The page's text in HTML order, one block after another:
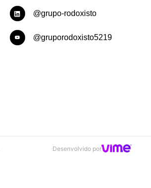
@grupo-rodoxisto
@gruporodoxisto5219
Desenvolvido por